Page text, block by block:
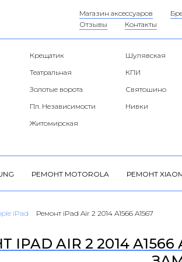
Магазин аксессуаров
Отзывы
Контакты
Крещатик Шулявская
Театральная
КПИ
Золотые ворота
Святошино
Пл. Независимости
Нивки
Житомирская
РЕМОНТ MOTOROLA РЕМОНТ
iPad Ремонт iPad Air 2 2014 A1566 A1567
AIR 2 2014